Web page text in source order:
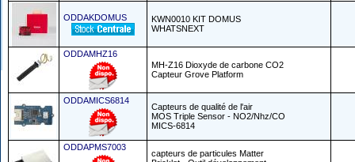
ODDAKDOMUS
KWN0010 KIT DOMUS
WHATSNEXT
ODDAMHZ16
MH-Z16 Dioxyde de carbone CO2
Capteur Grove Platform
ODDAMICS6814
Capteurs de qualité de l'air
MOS Triple Sensor - NO2/Nhz/CO
MICS-6814
ODDAPMS7003
capteurs de particules Matter